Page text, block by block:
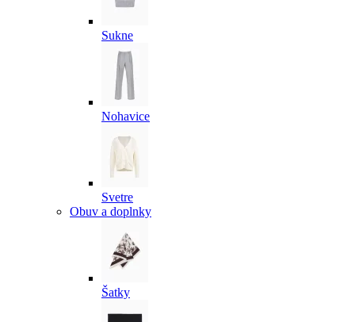
Sukne
Nohavice
Svetre
Obuv a doplnky
Šatky